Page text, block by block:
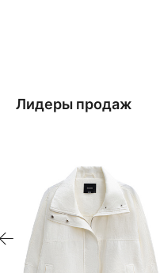
Лидеры продаж